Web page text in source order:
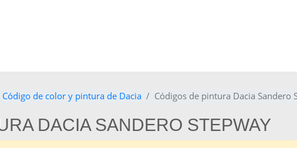
Código de color y pintura de Dacia Códigos de pintura Dacia Sandero
DACIA SANDERO STEPWAY